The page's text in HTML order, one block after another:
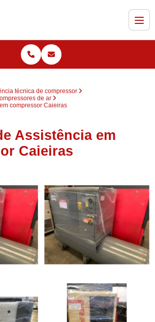
técnica de compressor
de ar
compressor Caieiras
Assistência em
Caieiras